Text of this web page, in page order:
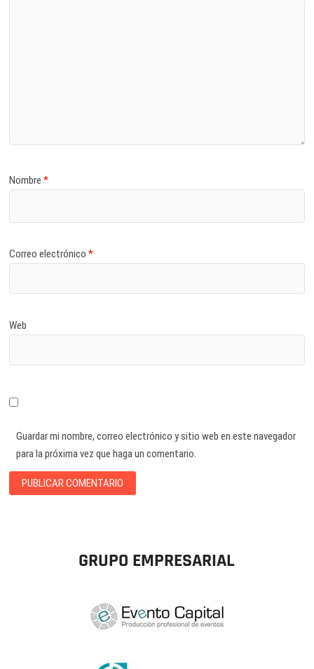
Nombre*
Correo electrónico*
Web
Guardar mi nombre, correo electrónico y sitio web en este navegador
para la próxima vez que haga un comentario.
GRUPO EMPRESARIAL